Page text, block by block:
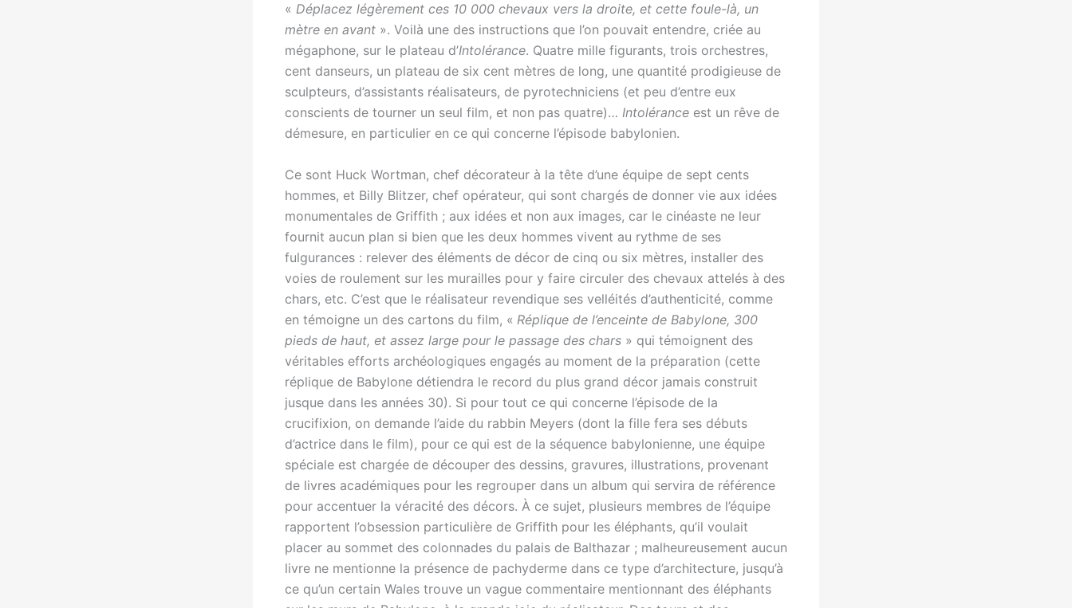
« Déplacez légèrement ces 10 000 chevaux vers la droite, et cette foule-là, un
mètre en avant ». Voilà une des instructions que l’on pouvait entendre, criée au
mégaphone, sur le plateau d’Intolérance. Quatre mille figurants, trois orchestres,
cent danseurs, un plateau de six cent mètres de long, une quantité prodigieuse de
sculpteurs, d’assistants réalisateurs, de pyrotechniciens (et peu d’entre eux
conscients de tourner un seul film, et non pas quatre)… Intolérance est un rêve de
démesure, en particulier en ce qui concerne l’épisode babylonien.
Ce sont Huck Wortman, chef décorateur à la tête d’une équipe de sept cents
hommes, et Billy Blitzer, chef opérateur, qui sont chargés de donner vie aux idées
monumentales de Griffith ; aux idées et non aux images, car le cinéaste ne leur
fournit aucun plan si bien que les deux hommes vivent au rythme de ses
fulgurances : relever des éléments de décor de cinq ou six mètres, installer des
voies de roulement sur les murailles pour y faire circuler des chevaux attelés à des
chars, etc. C’est que le réalisateur revendique ses velléités d’authenticité, comme
en témoigne un des cartons du film, « Réplique de l’enceinte de Babylone, 300
pieds de haut, et assez large pour le passage des chars » qui témoignent des
véritables efforts archéologiques engagés au moment de la préparation (cette
réplique de Babylone détiendra le record du plus grand décor jamais construit
jusque dans les années 30). Si pour tout ce qui concerne l’épisode de la
crucifixion, on demande l’aide du rabbin Meyers (dont la fille fera ses débuts
d’actrice dans le film), pour ce qui est de la séquence babylonienne, une équipe
spéciale est chargée de découper des dessins, gravures, illustrations, provenant
de livres académiques pour les regrouper dans un album qui servira de référence
pour accentuer la véracité des décors. À ce sujet, plusieurs membres de l’équipe
rapportent l’obsession particulière de Griffith pour les éléphants, qu’il voulait
placer au sommet des colonnades du palais de Balthazar ; malheureusement aucun
livre ne mentionne la présence de pachyderme dans ce type d’architecture, jusqu’à
ce qu’un certain Wales trouve un vague commentaire mentionnant des éléphants